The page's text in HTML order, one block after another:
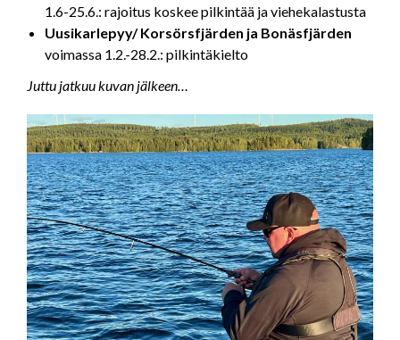
1.6-25.6.: rajoitus koskee pilkintää ja viehekalastusta
Uusikarlepyy/ Korsörsfjärden ja Bonäsfjärden
voimassa 1.2.-28.2.: pilkintäkielto
Juttu jatkuu kuvan jälkeen…